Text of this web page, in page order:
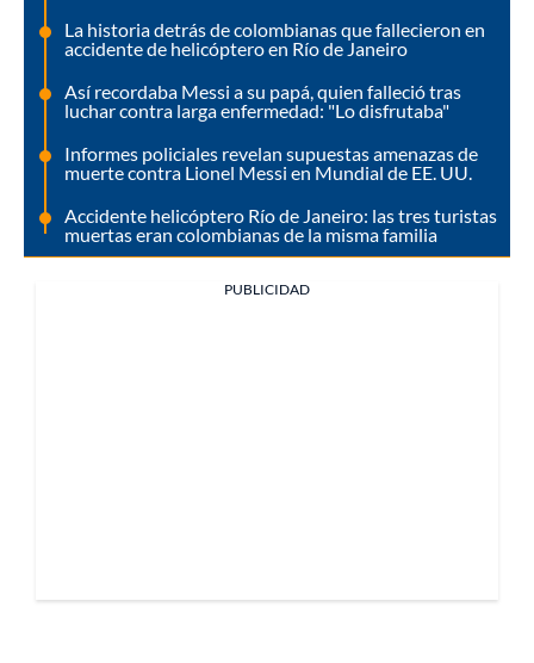
La historia detrás de colombianas que fallecieron en
accidente de helicóptero en Río de Janeiro
Así recordaba Messi a su papá, quien falleció tras
luchar contra larga enfermedad: "Lo disfrutaba"
Informes policiales revelan supuestas amenazas de
muerte contra Lionel Messi en Mundial de EE. UU.
Accidente helicóptero Río de Janeiro: las tres turistas
muertas eran colombianas de la misma familia
PUBLICIDAD